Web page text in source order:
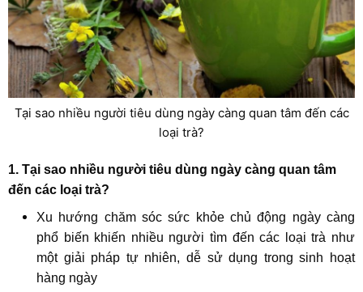
Tại sao nhiều người tiêu dùng ngày càng quan tâm đến các
loại trà?
1. Tại sao nhiều người tiêu dùng ngày càng quan tâm
đến các loại trà?
Xu hướng chăm sóc sức khỏe chủ động ngày càng
phổ biến khiến nhiều người tìm đến các loại trà như
một giải pháp tự nhiên, dễ sử dụng trong sinh hoạt
hàng ngày